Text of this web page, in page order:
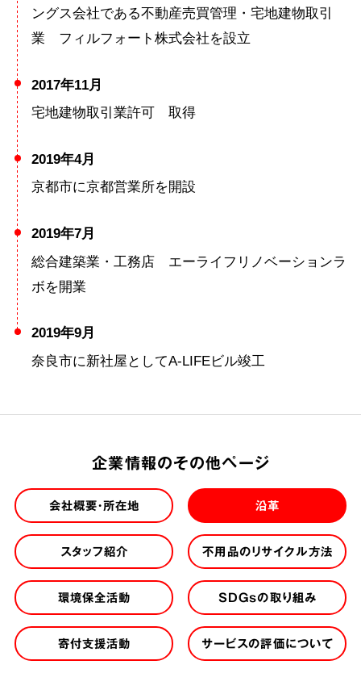
ングス会社である不動産売買管理・宅地建物取引
業 フィルフォート株式会社を設立
2017年11月
宅地建物取引業許可 取得
2019年4月
京都市に京都営業所を開設
2019年7月
総合建築業・工務店 エーライフリノベーションラ
ボを開業
2019年9月
奈良市に新社屋としてA-LIFEビル竣工
企業情報のその他ページ
会社概要・所在地 沿革
スタッフ紹介 不用品のリサイクル方法
環境保全活動 SDGsの取り組み
寄付支援活動 サービスの評価について